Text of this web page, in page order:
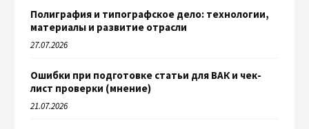
Полиграфия и типографское дело: технологии,
материалы и развитие отрасли
27.07.2026
Ошибки при подготовке статьи для ВАК и чек-
лист проверки (мнение)
21.07.2026